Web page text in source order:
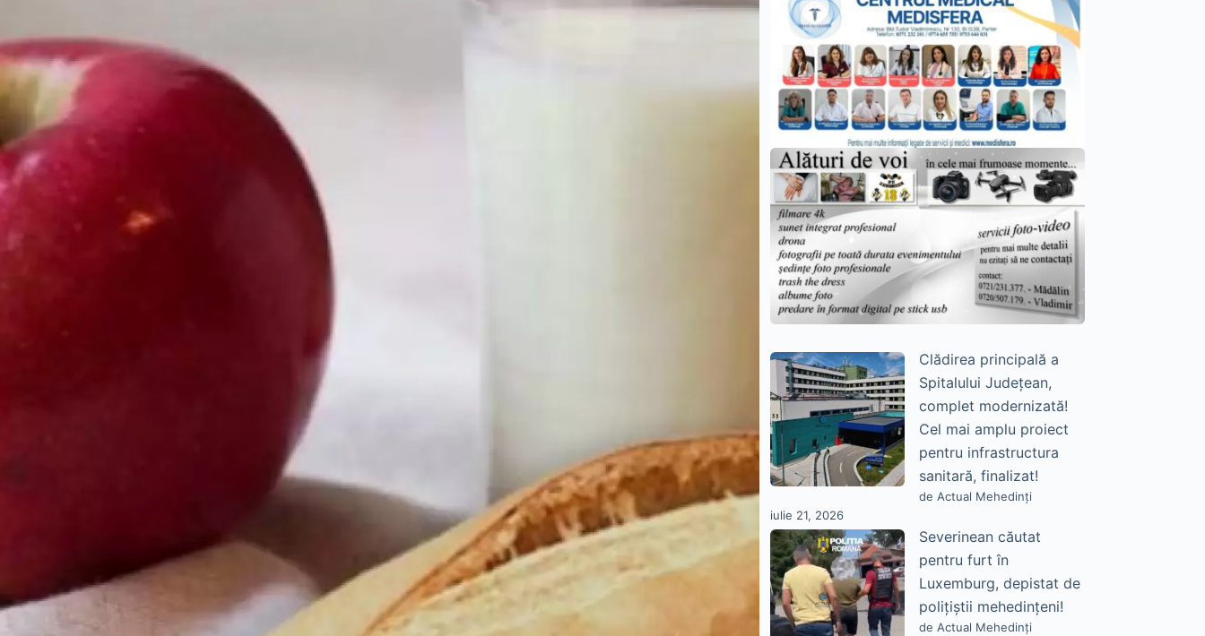
Clădirea principală a
Spitalului Județean,
complet modernizată!
Cel mai amplu proiect
pentru infrastructura
sanitară, finalizat!
de Actual Mehedinți
iulie 21, 2026
Severinean căutat
pentru furt în
Luxemburg, depistat de
polițiștii mehedințeni!
de Actual Mehedinți